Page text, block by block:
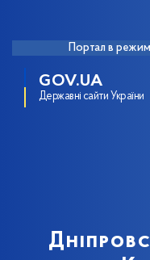
Портал в
GOV.UA
Державні сайти України